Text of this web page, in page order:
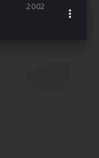
2002